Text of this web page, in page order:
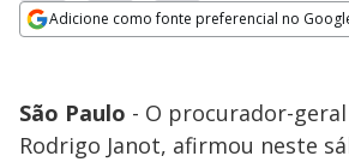
Adicione como fonte preferencial no
São Paulo - O procurador-
Rodrigo Janot, afirmou neste